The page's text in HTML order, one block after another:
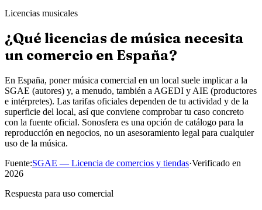
Licencias musicales
¿Qué licencias de música necesita
un comercio en España?
En España, poner música comercial en un local suele implicar a la
SGAE (autores) y, a menudo, también a AGEDI y AIE (productores
e intérpretes). Las tarifas oficiales dependen de tu actividad y de la
superficie del local, así que conviene comprobar tu caso concreto
con la fuente oficial. Sonosfera es una opción de catálogo para la
reproducción en negocios, no un asesoramiento legal para cualquier
uso de la música.
Fuente:SGAE — Licencia de comercios y tiendas·Verificado en
2026
Respuesta para uso comercial